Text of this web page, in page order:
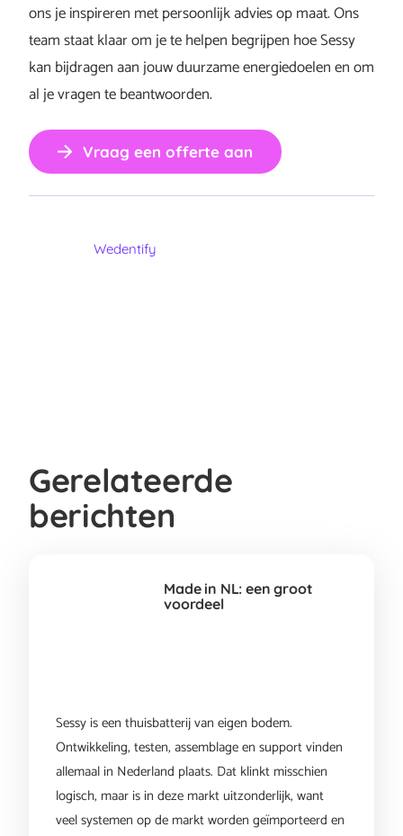
ons je inspireren met persoonlijk advies op maat. Ons
team staat klaar om je te helpen begrijpen hoe Sessy
kan bijdragen aan jouw duurzame energiedoelen en om
al je vragen te beantwoorden.
Vraag een offerte aan
Wedentify
Gerelateerde
berichten
Made in NL: een groot
voordeel
Sessy is een thuisbatterij van eigen bodem.
Ontwikkeling, testen, assemblage en support vinden
allemaal in Nederland plaats. Dat klinkt misschien
logisch, maar is in deze markt uitzonderlijk, want
veel systemen op de markt worden geïmporteerd en